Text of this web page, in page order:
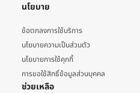
นโยบาย
ข้อตกลงการใช้บริการ
นโยบายความเป็นส่วนตัว
นโยบายการใช้คุกกี้
การขอใช้สิทธิ์ข้อมูลส่วนบุคคล
ช่วยเหลือ